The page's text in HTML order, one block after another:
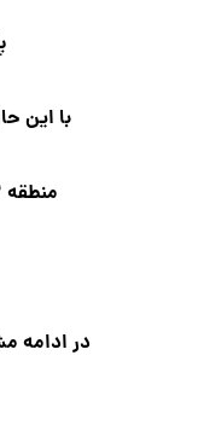
با این
منطقه ۲۲ نیز با داشتن مراکز مذهبی مختلف و همین طور داشتن تعداد زیادی مسجد و چندین مسجد جامع،
در ادامه